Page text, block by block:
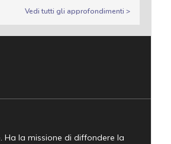
Vedi tutti gli approfondimenti >
Ha la missione di diffondere la